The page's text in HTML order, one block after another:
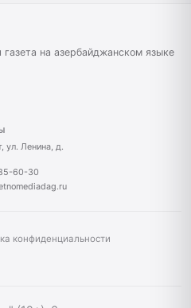
на азербайджанском языке
ул. Ленина, д.
60-30
конфиденциальности